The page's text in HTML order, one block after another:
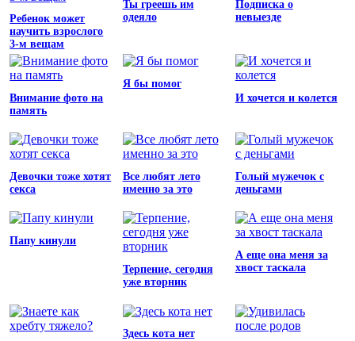
Ребенок может
научить взрослого
3-м вещам
Ты греешь им
одеяло
Подписка о
невыезде
Внимание фото на
память
Я бы помог
И хочется и колется
Девочки тоже хотят
секса
Все любят лето
именно за это
Голый мужечок с
деньгами
Папу кинули
Терпение, сегодня
уже вторник
А еще она меня за
хвост таскала
Здесь кота нет